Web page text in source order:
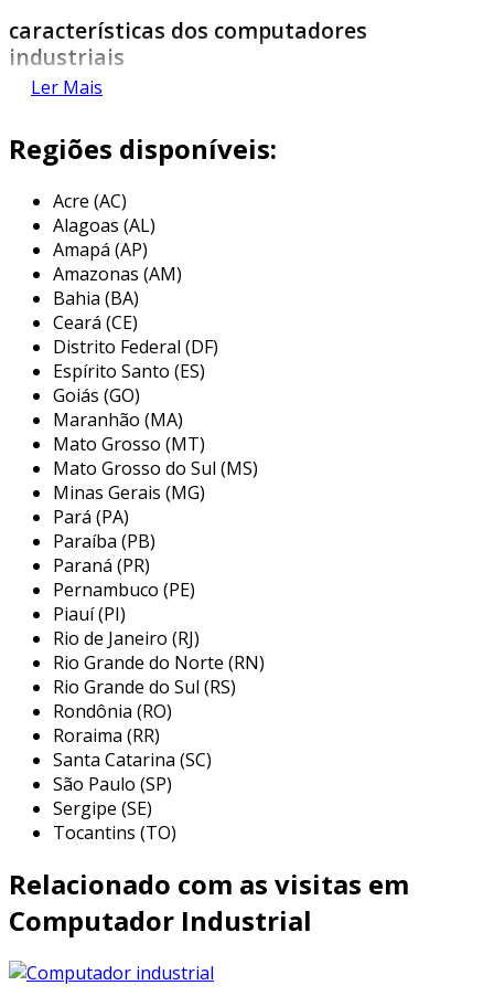
características dos computadores
industriais
os computadores industriais diferem
convencionais. eles são construídos para
principais características, podemos destacar:
durabilidade:
temperaturas extremas, vibrações e
poeira.
conectividade: dispõem de múltiplas
portas para conectar sensores, máquinas
e outros dispositivos.
facilidade de manutenção:
vezes, permitem atualização e
manutenção sem parar a produção.
desempenho otimizado:
processadores capazes de lidar com
tarefas complexas em tempo real.
além disso, eles podem ser integrados a
sistemas de controle e automação, ampliando
sua funcionalidade.
aplicações comuns
os computadores industriais são utilizados em
diversas áreas, contribuindo para a eficiência e
a modernização das operações. exemplos de
aplicações incluem:
controle de máquinas:monitoramento
em tempo real de processos produtivos.
gestão de dados:
armazenamento de dados operacionais.
Ler Mais
Regiões disponíveis:
Acre (AC)
Alagoas (AL)
Amapá (AP)
Amazonas (AM)
Bahia (BA)
Ceará (CE)
Distrito Federal (DF)
Espírito Santo (ES)
Goiás (GO)
Maranhão (MA)
Mato Grosso (MT)
Mato Grosso do Sul (MS)
Minas Gerais (MG)
Pará (PA)
Paraíba (PB)
Paraná (PR)
Pernambuco (PE)
Piauí (PI)
Rio de Janeiro (RJ)
Rio Grande do Norte (RN)
Rio Grande do Sul (RS)
Rondônia (RO)
Roraima (RR)
Santa Catarina (SC)
São Paulo (SP)
Sergipe (SE)
Tocantins (TO)
Relacionado com as visitas em
Computador Industrial